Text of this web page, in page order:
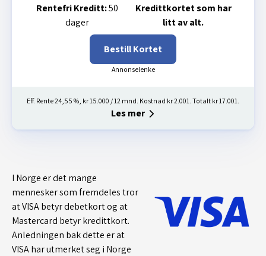
Rentefri Kreditt:50
dager
Kredittkortet som har
litt av alt.
Bestill Kortet
Eff. Rente 24,55 %, kr 15.000 / 12 mnd. Kostnad kr 2.001. Totalt kr 17.001.
Les mer
I Norge er det mange
mennesker som fremdeles tror
at VISA betyr debetkort og at
Mastercard betyr kredittkort.
Anledningen bak dette er at
VISA har utmerket seg i Norge